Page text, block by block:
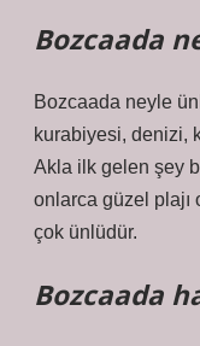
Bozcaada
Bozcaada neyle
kurabiyesi, denizi,
Akla ilk gelen şey
onlarca güzel plajı
çok ünlüdür.
Bozcaada